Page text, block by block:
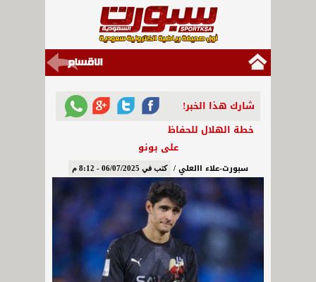
شارك هذا الخبر!
خطة الهلال للحفاظ
على بونو
سبورت-علاء االعلي / كتب في 06/07/2025 - 8:12 م